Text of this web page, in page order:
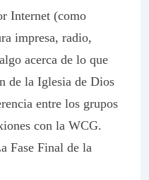
Internet (como
impresa, radio,
acerca de lo que
de la Iglesia de Dios
entre los grupos
con la WCG.
Fase Final de la